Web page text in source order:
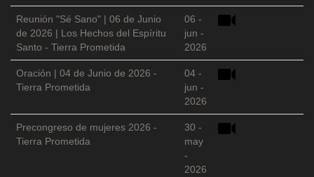
Reunión "Sé Sano" | 06 de Junio
de 2026 | Los Hechos del Espíritu
Santo - Tierra Prometida
06 -
jun -
2026
Oración | 04 de Junio de 2026 -
Tierra Prometida
04 -
jun -
2026
Precongreso de mujeres 2026 -
Tierra Prometida
30 -
may
-
2026